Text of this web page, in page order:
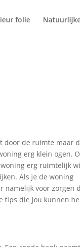
folie
door de ruimte maar
erg klein ogen.
erg ruimtelijk
Als je de woning
namelijk voor zorgen
tips die jou kunnen